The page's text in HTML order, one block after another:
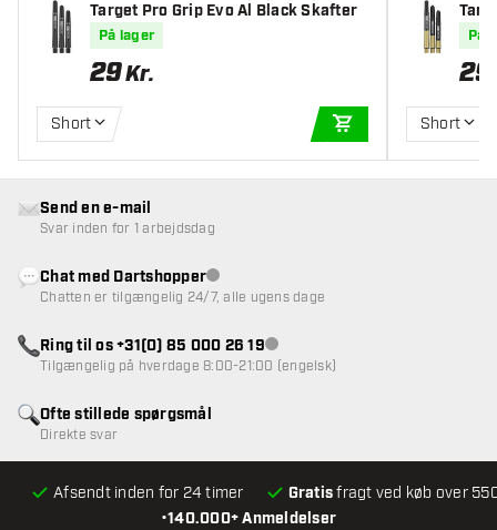
Target Pro Grip Evo Al Black Skafter
På lager
29Kr.
Short
TILFØJ TIL KURV
På
29
Short
•140.000+ Anmeldelser
Afsendt inden for 24 timer Gratisfragt ved køb over
Ofte stillede spørgsmål
Direkte svar
Send en e-mail
Svar inden for 1 arbejdsdag
Chat med DartshopperKundeservice ikke tilgængelig
Chatten er tilgængelig 24/7, alle ugens dage
Ring til os +31(0) 85 000 26 19Kundeservice ikke tilgængelig
Tilgængelig på hverdage 8:00-21:00 (engelsk)